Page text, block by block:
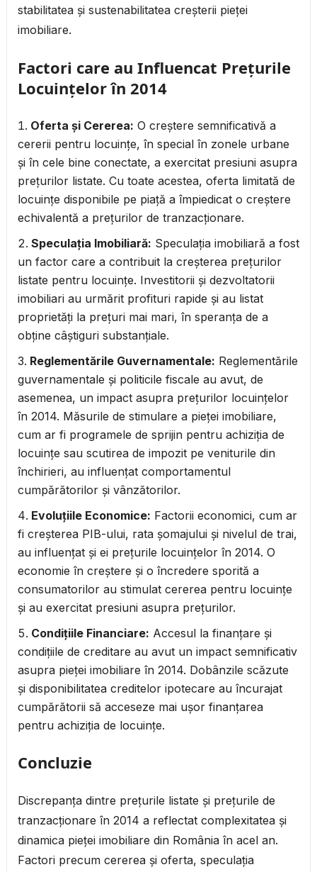
stabilitatea și sustenabilitatea creșterii pieței
imobiliare.
Factori care au Influencat Prețurile
Locuințelor în 2014
Oferta și Cererea: O creștere semnificativă a
cererii pentru locuințe, în special în zonele urbane
și în cele bine conectate, a exercitat presiuni asupra
prețurilor listate. Cu toate acestea, oferta limitată de
locuințe disponibile pe piață a împiedicat o creștere
echivalentă a prețurilor de tranzacționare.
Speculația Imobiliară: Speculația imobiliară a fost
un factor care a contribuit la creșterea prețurilor
listate pentru locuințe. Investitorii și dezvoltatorii
imobiliari au urmărit profituri rapide și au listat
proprietăți la prețuri mai mari, în speranța de a
obține câștiguri substanțiale.
Reglementările Guvernamentale: Reglementările
guvernamentale și politicile fiscale au avut, de
asemenea, un impact asupra prețurilor locuințelor
în 2014. Măsurile de stimulare a pieței imobiliare,
cum ar fi programele de sprijin pentru achiziția de
locuințe sau scutirea de impozit pe veniturile din
închirieri, au influențat comportamentul
cumpărătorilor și vânzătorilor.
Evoluțiile Economice: Factorii economici, cum ar
fi creșterea PIB-ului, rata șomajului și nivelul de trai,
au influențat și ei prețurile locuințelor în 2014. O
economie în creștere și o încredere sporită a
consumatorilor au stimulat cererea pentru locuințe
și au exercitat presiuni asupra prețurilor.
Condițiile Financiare: Accesul la finanțare și
condițiile de creditare au avut un impact semnificativ
asupra pieței imobiliare în 2014. Dobânzile scăzute
și disponibilitatea creditelor ipotecare au încurajat
cumpărătorii să acceseze mai ușor finanțarea
pentru achiziția de locuințe.
Concluzie
Discrepanța dintre prețurile listate și prețurile de
tranzacționare în 2014 a reflectat complexitatea și
dinamica pieței imobiliare din România în acel an.
Factori precum cererea și oferta, speculația